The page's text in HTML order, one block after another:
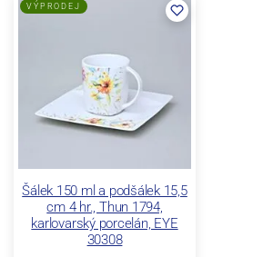
Šálek 150 ml a podšálek 15,5
cm 4 hr., Thun 1794,
karlovarský porcelán, EYE
30308
VÝPRODEJ